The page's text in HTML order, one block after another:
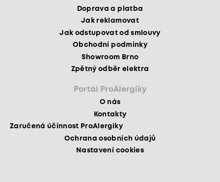
Doprava a platba
Jak reklamovat
Jak odstupovat od smlouvy
Obchodní podmínky
Showroom Brno
Zpětný odběr elektra
Portál ProAlergiky
O nás
Kontakty
Zaručená účinnost ProAlergiky
Ochrana osobních údajů
Nastavení cookies